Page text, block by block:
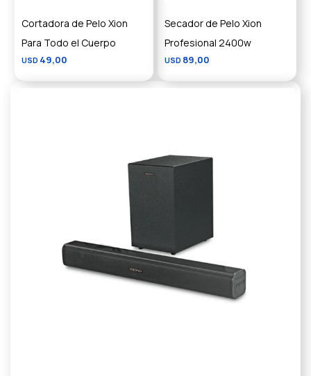
Cortadora de Pelo Xion
Para Todo el Cuerpo
USD 49,00
Secador de Pelo Xion
Profesional 2400w
USD 89,00